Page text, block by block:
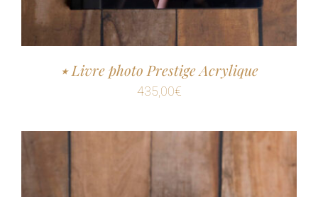
٭ Livre photo Prestige Acrylique
435,00€